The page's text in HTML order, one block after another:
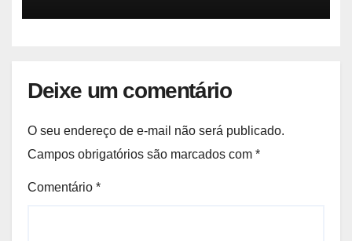
Deixe um comentário
O seu endereço de e-mail não será publicado.
Campos obrigatórios são marcados com *
Comentário *